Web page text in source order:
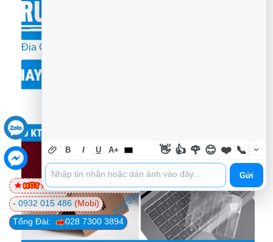
Địa Chỉ Thay Pin Surface Gần Đây Ở TPHCM
Tổng Đài: 028 7300 3894
- 0932 015 486 (Mobi)
0981 81 32 72(Viettel)
B I U A+ 👋 👍 🌹 😊 ❤️ 📞
Gửi